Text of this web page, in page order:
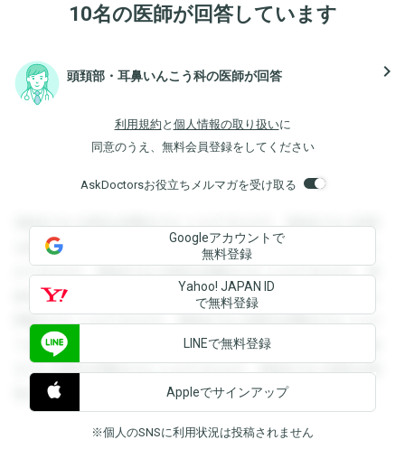
10名の医師が回答しています
頭頚部・耳鼻いんこう科の医師が回答 navigate_next
利用規約 と 個人情報の取り扱いに
同意のうえ、無料会員登録をしてください
AskDoctorsお役立ちメルマガを受け取る
登録すると回答を閲覧することができます。登録すると回答
を閲覧することができます。登録すると回答を閲覧すること
ができます。登録すると回答を閲覧することができます。登
録すると回答を閲覧することができます。登録すると回答を
閲覧することができます。登録すると回答を閲覧することが
できます。登録すると回答を閲覧することができます。登録
すると回答を閲覧することができます。登録すると回答を閲
覧することができます。
Googleアカウントで
無料登録
Yahoo! JAPAN ID
で無料登録
LINEで無料登録
Appleでサインアップ
※個人のSNSに利用状況は投稿されません